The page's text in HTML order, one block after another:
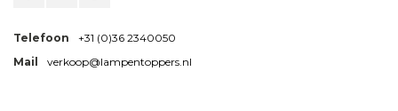
Telefoon
+31 (0)36 2340050
Mail
verkoop@lampentoppers.nl